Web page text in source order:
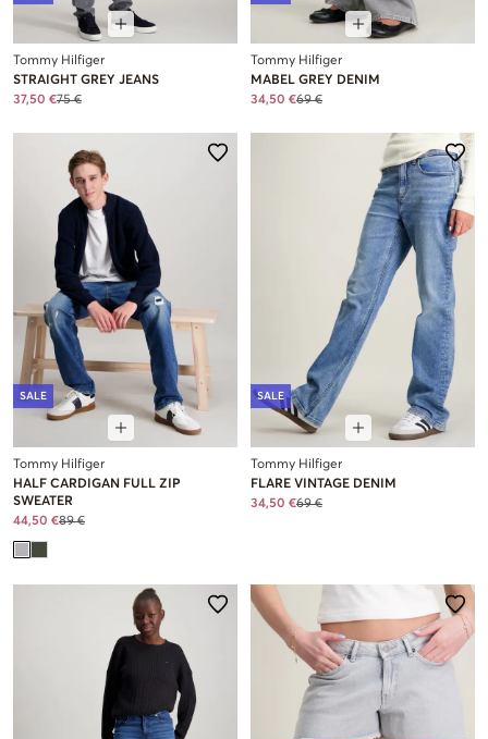
Tommy Hilfiger
STRAIGHT GREY JEANS
37,50 €75 €
Tommy Hilfiger
MABEL GREY DENIM
34,50 €69 €
SALE
Tommy Hilfiger
HALF CARDIGAN FULL ZIP
SWEATER
44,50 €89 €
SALE
Tommy Hilfiger
FLARE VINTAGE DENIM
34,50 €69 €